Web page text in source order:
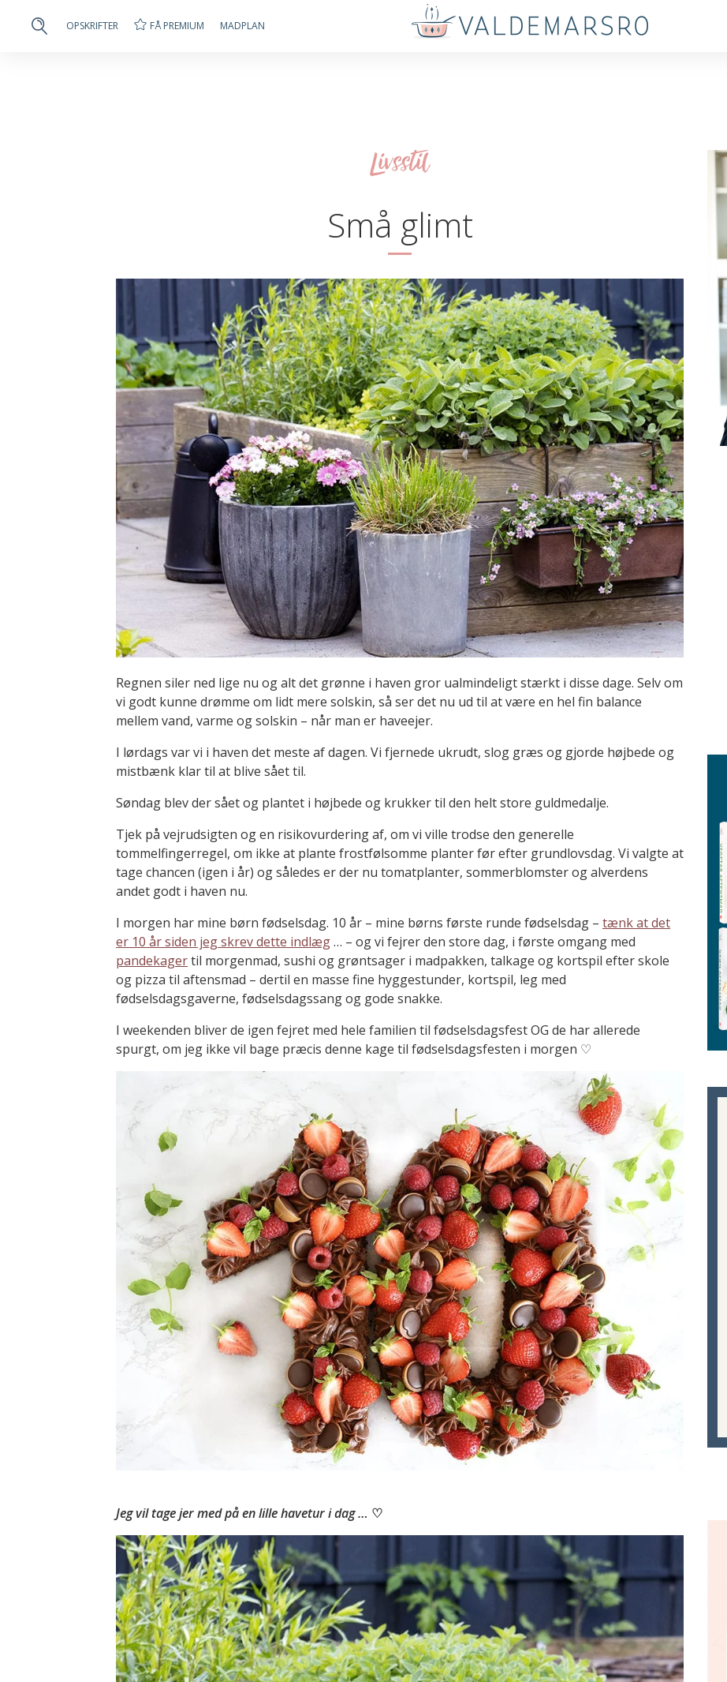
OPSKRIFTER FÅ PREMIUM MADPLAN
Livsstil
Små glimt
Regnen siler ned lige nu og alt det grønne i haven gror ualmindeligt stærkt i disse dage. Selv om
vi godt kunne drømme om lidt mere solskin, så ser det nu ud til at være en hel fin balance
mellem vand, varme og solskin – når man er haveejer.
I lørdags var vi i haven det meste af dagen. Vi fjernede ukrudt, slog græs og gjorde højbede og
mistbænk klar til at blive sået til.
Søndag blev der sået og plantet i højbede og krukker til den helt store guldmedalje.
Tjek på vejrudsigten og en risikovurdering af, om vi ville trodse den generelle
tommelfingerregel, om ikke at plante frostfølsomme planter før efter grundlovsdag. Vi valgte at
tage chancen (igen i år) og således er der nu tomatplanter, sommerblomster og alverdens
andet godt i haven nu.
I morgen har mine børn fødselsdag. 10 år – mine børns første runde fødselsdag – tænk at det
er 10 år siden jeg skrev dette indlæg… – og vi fejrer den store dag, i første omgang med
pandekagertil morgenmad, sushi og grøntsager i madpakken, talkage og kortspil efter skole
og pizza til aftensmad – dertil en masse fine hyggestunder, kortspil, leg med
fødselsdagsgaverne, fødselsdagssang og gode snakke.
I weekenden bliver de igen fejret med hele familien til fødselsdagsfest OG de har allerede
spurgt, om jeg ikke vil bage præcis denne kage til fødselsdagsfesten i morgen ♡
Jeg vil tage jer med på en lille havetur i dag … ♡